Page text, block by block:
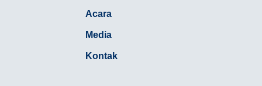
Acara
Media
Kontak